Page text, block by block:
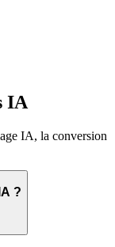
IA
IA, la conversion
?